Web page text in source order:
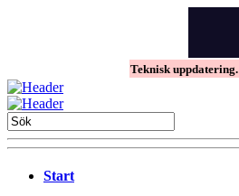
Teknisk uppdatering.
Start